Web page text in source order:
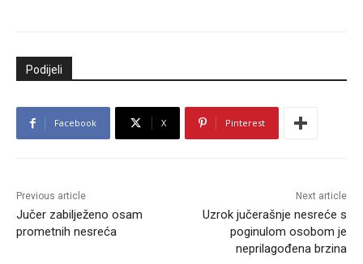
Podijeli
Facebook X Pinterest
Previous article
Jučer zabilježeno osam
prometnih nesreća
Next article
Uzrok jučerašnje nesreće s
poginulom osobom je
neprilagođena brzina